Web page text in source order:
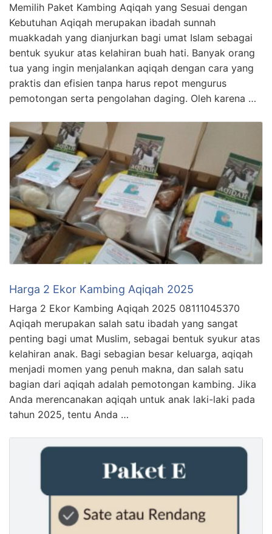
Memilih Paket Kambing Aqiqah yang Sesuai dengan
Kebutuhan Aqiqah merupakan ibadah sunnah
muakkadah yang dianjurkan bagi umat Islam sebagai
bentuk syukur atas kelahiran buah hati. Banyak orang
tua yang ingin menjalankan aqiqah dengan cara yang
praktis dan efisien tanpa harus repot mengurus
pemotongan serta pengolahan daging. Oleh karena …
Harga 2 Ekor Kambing Aqiqah 2025
Harga 2 Ekor Kambing Aqiqah 2025 08111045370
Aqiqah merupakan salah satu ibadah yang sangat
penting bagi umat Muslim, sebagai bentuk syukur atas
kelahiran anak. Bagi sebagian besar keluarga, aqiqah
menjadi momen yang penuh makna, dan salah satu
bagian dari aqiqah adalah pemotongan kambing. Jika
Anda merencanakan aqiqah untuk anak laki-laki pada
tahun 2025, tentu Anda …